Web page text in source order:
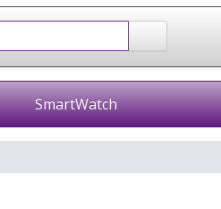
SmartWatch